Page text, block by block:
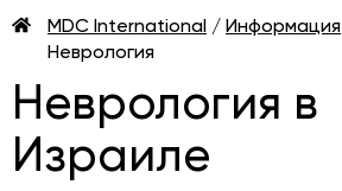
MDC International / Информация
Неврология
Неврология в
Израиле